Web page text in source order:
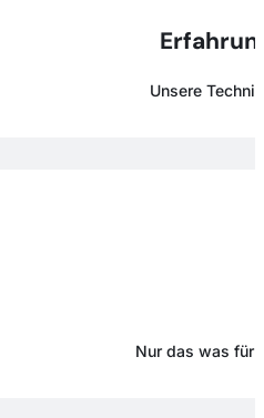
Unsere
Nur das was für